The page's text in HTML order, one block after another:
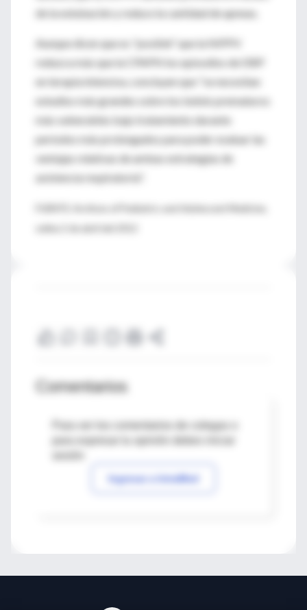
de la extubación y reduce la cantidad de apneas.
Aunque dicen que es "posible" que la NIPPV
reduzca más que la CPAPN los episodios de DBP
en terapia intensiva, concluyen que "se necesitan
estudios más grandes sobre los bebés prematuros
más vulnerables bajo tratamiento durante
períodos más prolongados para poder evaluar las
ventajas relativas de ambas estrategias de
asistencia respiratoria".
Comentarios
Para ver los comentarios de colegas o
Ingresar a IntraMed